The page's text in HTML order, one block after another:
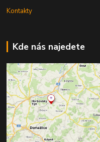
Kontakty
Kde nás najedete